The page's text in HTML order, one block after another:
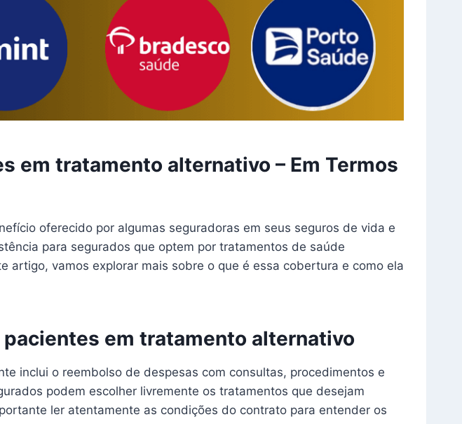
em tratamento alternativo – Em Termos
oferecido por algumas seguradoras em seus seguros de vida e
para segurados que optem por tratamentos de saúde
vamos explorar mais sobre o que é essa cobertura e como ela
em tratamento alternativo
inclui o reembolso de despesas com consultas, procedimentos e
podem escolher livremente os tratamentos que desejam
ler atentamente as condições do contrato para entender os